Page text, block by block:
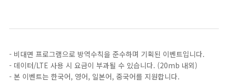
- 비대면 프로그램으로 방역수칙을 준수하며 기획된 이벤트입니다.
- 데이터/LTE 사용 시 요금이 부과될 수 있습니다. (20mb 내외)
- 본 이벤트는 한국어, 영어, 일본어, 중국어를 지원합니다.